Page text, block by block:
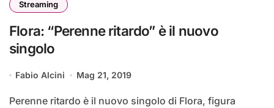
Streaming
Flora: “Perenne ritardo” è il nuovo
singolo
Fabio Alcini Mag 21, 2019
Perenne ritardo è il nuovo singolo di Flora, figura